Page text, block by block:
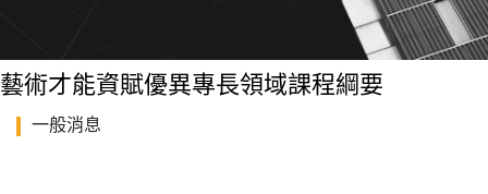
藝術才能資賦優異專長領域課程綱要
一般消息